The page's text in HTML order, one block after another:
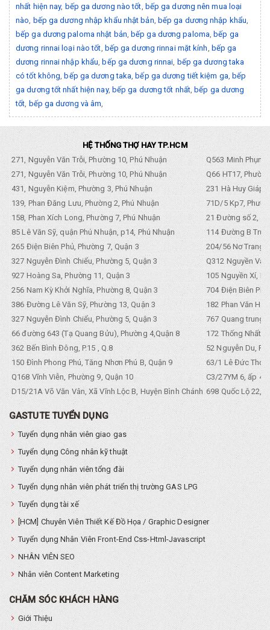
nhất hiện nay, bếp ga dương nào tốt bếp ga dương nên mua loại
nào bếp ga dương nhập khẩu nhật bản bếp ga dương nhập khẩu
bếp ga dương paloma nhật bản ,bếp ga dương paloma ,bếp ga
dương rinnai loại nào tốt bếp ga dương rinnai mặt kính bếp ga
dương rinnai nhập khẩu ,bếp ga dương rinnai bếp ga dương taka
có tốt không ,bếp ga dương taka ,bếp ga dương tiết kiệm ga ,bếp
ga dương tốt nhất hiện nay, bếp ga dương tốt nhất,bếp ga dương
tốt bếp ga dương và âm
HỆ THỐNG THỢ HAY TP.HCM
271, Nguyễn Văn Trỗi, Phường 10, Phú Nhuận
Q563 Minh
271, Nguyễn Văn Trỗi, Phường 10, Phú Nhuận
Q66 HT17,
431, Nguyễn Kiệm, Phường 3, Phú Nhuận
231 Hà Huy Giáp,
139, Phan Đăng Lưu, Phường 2, Phú Nhuận
71D/5 Kp7,
158, Phan Xích Long, Phường 7, Phú Nhuận
21 Đường số 2,
85 Lê Văn Sỹ, quận Phú Nhuận, p14, Phú Nhuận
114 Đường B
265 Điện Biên Phủ, Phường 7, Quận 3
204/56 Nơ Trang
327 Nguyễn Đình Chiểu, Phường 5, Quận 3
Q312 Nguyền
927 Hoàng Sa, Phường 11, Quận 3
105 Nguyền Xí,
256 Nam Kỳ Khởi Nghĩa, Phường 8, Quận 3
704 Điện Biên
386 Đường Lê Văn Sỹ, Phường 13, Quận 3
182 Phan Văn
327 Nguyễn Đình Chiểu, Phường 5, Quận 3
767 Quang trung,
66 đường 643 (Tạ Quang Bửu), Phường 4,Quận 8
172 Thống Nhất.
362 Bến Bình Đông, P.15 , Q.8
52 Nguyễn Du,
150 Đình Phong Phú, Tăng Nhơn Phú B, Quận 9
63/1 Lê Đức Thọ,
Q168 Vĩnh Viễn, Phường 9, Quận 10
C3/27YM 6, ấp 4,
D15/21A Võ Văn Vân, Xã Vĩnh Lộc B, Huyện Bình Chánh 698 Quốc Lộ 22,
GASTUTE TUYỂN DỤNG
Tuyển dụng nhân viên giao gas
Tuyển dụng Công nhân kỹ thuật
Tuyển dụng nhân viên tổng đài
Tuyển dụng nhân viên phát triển thị trường GAS LPG
Tuyển dụng tài xế
[HCM] Chuyên Viên Thiết Kế Đồ Họa / Graphic Designer
Tuyển dụng Nhân Viên Front-End Css-Html-Javascript
NHÂN VIÊN SEO
Nhân viên Content Marketing
CHĂM SÓC KHÁCH HÀNG
Giới Thiệu